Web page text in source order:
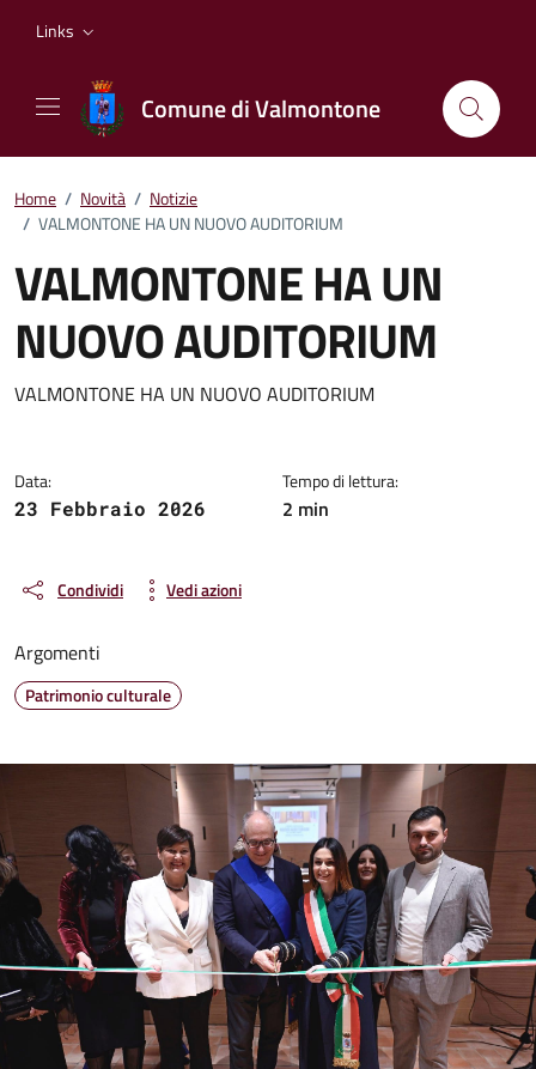
Links
Comune di Valmontone
Home / Novità / Notizie
/ VALMONTONE HA UN NUOVO AUDITORIUM
VALMONTONE HA UN
NUOVO AUDITORIUM
Dettagli della notizia
VALMONTONE HA UN NUOVO AUDITORIUM
Data:
23 Febbraio 2026
Tempo di lettura:
2 min
Condividi Vedi azioni
Argomenti
Patrimonio culturale